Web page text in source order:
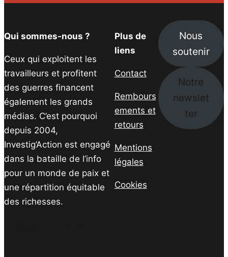
Qui sommes-nous ?
Ceux qui exploitent les
travailleurs et profitent
des guerres financent
également les grands
médias. C’est pourquoi
depuis 2004,
Investig’Action est engagé
dans la bataille de l’info
pour un monde de paix et
une répartition équitable
des richesses.
Plus de
liens
Contact
Rembours
ements et
retours
Mentions
légales
Cookies
Nous
soutenir
Notre
newslet
ter